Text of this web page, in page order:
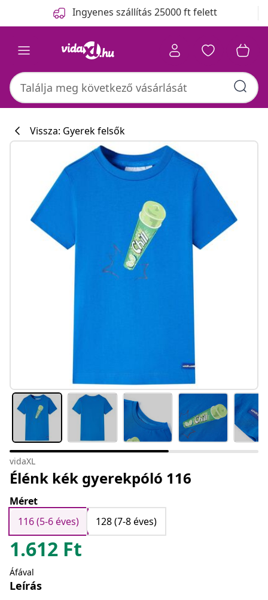
Ingyenes szállítás 25000 ft felett
Vissza: Gyerek felsők
vidaXL
Élénk kék gyerekpóló 116
Méret
116 (5-6 éves)
128 (7-8 éves)
1.612 Ft
Áfával
Leírás